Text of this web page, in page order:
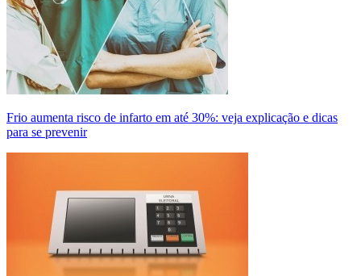
Frio aumenta risco de infarto em até 30%: veja explicação e dicas
para se prevenir